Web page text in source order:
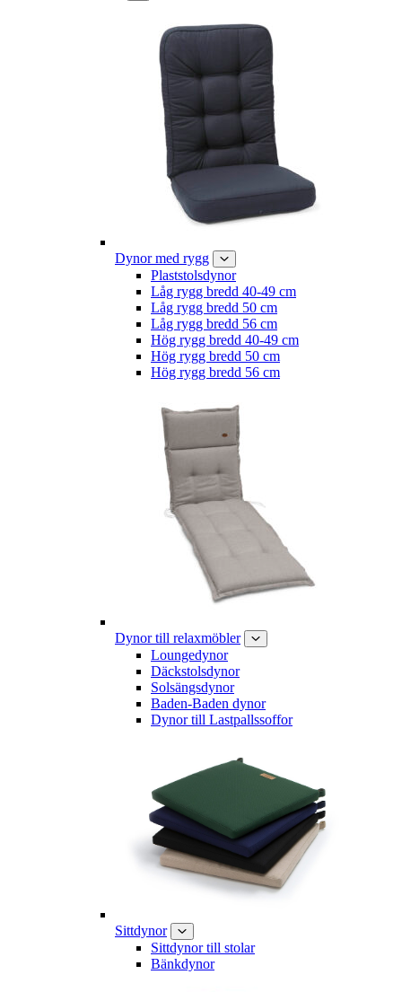
Dynor med rygg
Plaststolsdynor
Låg rygg bredd 40-49 cm
Låg rygg bredd 50 cm
Låg rygg bredd 56 cm
Hög rygg bredd 40-49 cm
Hög rygg bredd 50 cm
Hög rygg bredd 56 cm
Dynor till relaxmöbler
Loungedynor
Däckstolsdynor
Solsängsdynor
Baden-Baden dynor
Dynor till Lastpallssoffor
Sittdynor
Sittdynor till stolar
Bänkdynor